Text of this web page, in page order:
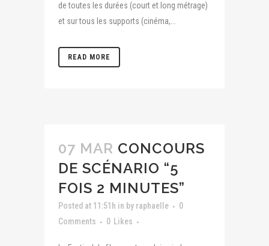
de toutes les durées (court et long métrage)
et sur tous les supports (cinéma,...
READ MORE
07 MAR CONCOURS
DE SCÉNARIO “5
FOIS 2 MINUTES”
Posted at 11:51h in by raphaelle
0
Comments
0 Likes